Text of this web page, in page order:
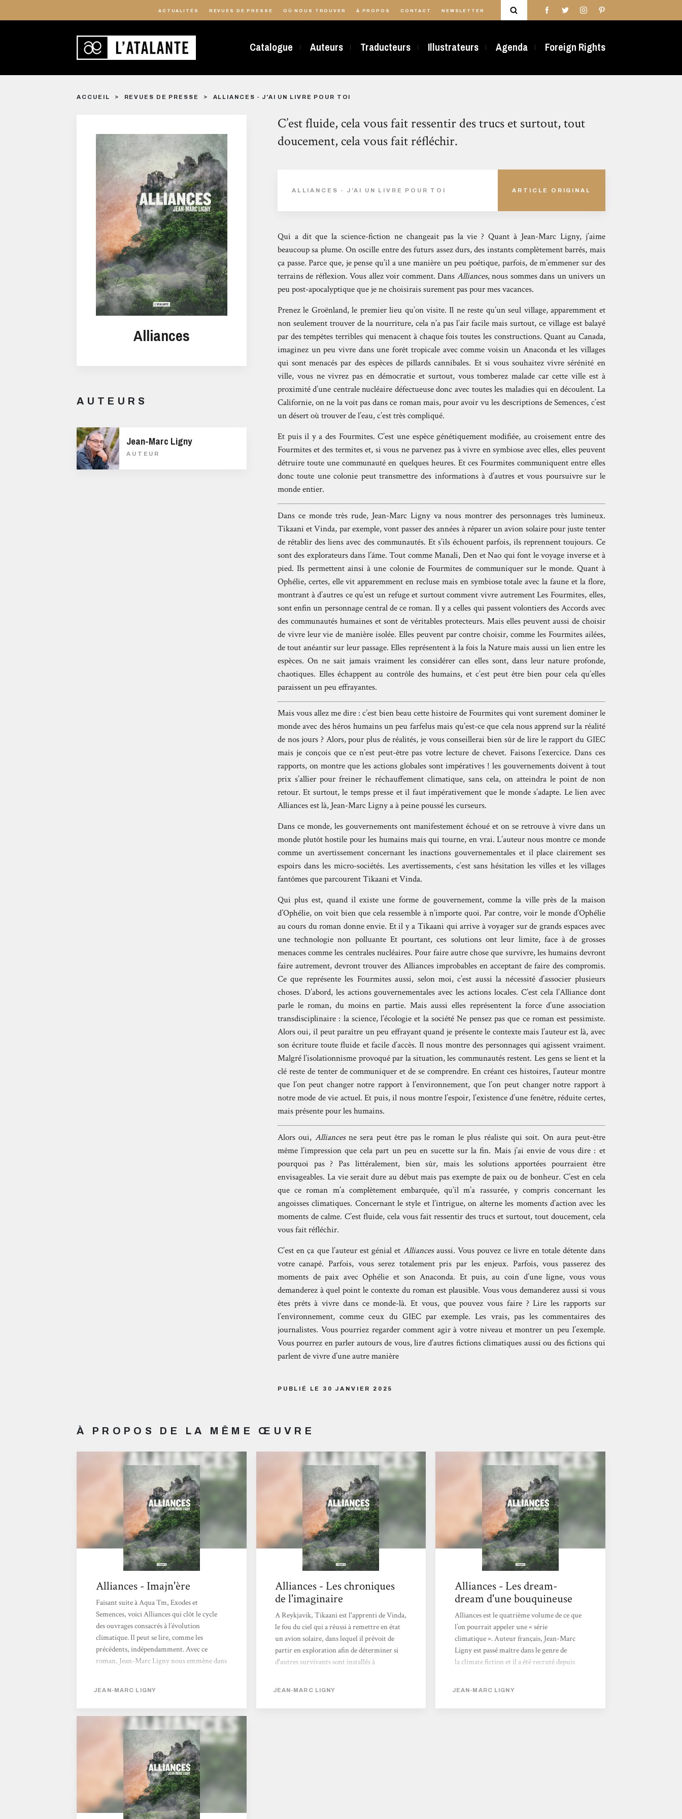
ACTUALITÉS REVUES DE PRESSE OÙ NOUS TROUVER À PROPOS CONTACT NEWSLETTER
Catalogue Auteurs Traducteurs Illustrateurs Agenda Foreign Rights
ACCUEIL REVUES DE PRESSE ALLIANCES - J'AI UN LIVRE POUR TOI
Alliances
AUTEURS
Jean-Marc Ligny
AUTEUR
C’est fluide, cela vous fait ressentir des trucs et surtout, tout
doucement, cela vous fait réfléchir.
ALLIANCES - J'AI UN LIVRE POUR TOI ARTICLE ORIGINAL
Qui a dit que la science-fiction ne changeait pas la vie ? Quant à Jean-Marc Ligny, j’aime
beaucoup sa plume. On oscille entre des futurs assez durs, des instants complètement barrés, mais
ça passe. Parce que, je pense qu’il a une manière un peu poétique, parfois, de m’emmener sur des
terrains de réflexion. Vous allez voir comment. Dans Alliances, nous sommes dans un univers un
peu post-apocalyptique que je ne choisirais surement pas pour mes vacances.
Prenez le Groënland, le premier lieu qu’on visite. Il ne reste qu’un seul village, apparemment et
non seulement trouver de la nourriture, cela n’a pas l’air facile mais surtout, ce village est balayé
par des tempêtes terribles qui menacent à chaque fois toutes les constructions. Quant au Canada,
imaginez un peu vivre dans une forêt tropicale avec comme voisin un Anaconda et les villages
qui sont menacés par des espèces de pillards cannibales. Et si vous souhaitez vivre sérénité en
ville, vous ne vivrez pas en démocratie et surtout, vous tomberez malade car cette ville est à
proximité d’une centrale nucléaire défectueuse donc avec toutes les maladies qui en découlent. La
Californie, on ne la voit pas dans ce roman mais, pour avoir vu les descriptions de Semences, c’est
un désert où trouver de l’eau, c’est très compliqué.
Et puis il y a des Fourmites. C’est une espèce génétiquement modifiée, au croisement entre des
Fourmites et des termites et, si vous ne parvenez pas à vivre en symbiose avec elles, elles peuvent
détruire toute une communauté en quelques heures. Et ces Fourmites communiquent entre elles
donc toute une colonie peut transmettre des informations à d’autres et vous poursuivre sur le
monde entier.
Dans ce monde très rude, Jean-Marc Ligny va nous montrer des personnages très lumineux.
Tikaani et Vinda, par exemple, vont passer des années à réparer un avion solaire pour juste tenter
de rétablir des liens avec des communautés. Et s’ils échouent parfois, ils reprennent toujours. Ce
sont des explorateurs dans l’âme. Tout comme Manali, Den et Nao qui font le voyage inverse et à
pied. Ils permettent ainsi à une colonie de Fourmites de communiquer sur le monde. Quant à
Ophélie, certes, elle vit apparemment en recluse mais en symbiose totale avec la faune et la flore,
montrant à d’autres ce qu’est un refuge et surtout comment vivre autrement Les Fourmites, elles,
sont enfin un personnage central de ce roman. Il y a celles qui passent volontiers des Accords avec
des communautés humaines et sont de véritables protecteurs. Mais elles peuvent aussi de choisir
de vivre leur vie de manière isolée. Elles peuvent par contre choisir, comme les Fourmites ailées,
de tout anéantir sur leur passage. Elles représentent à la fois la Nature mais aussi un lien entre les
espèces. On ne sait jamais vraiment les considérer can elles sont, dans leur nature profonde,
chaotiques. Elles échappent au contrôle des humains, et c’est peut être bien pour cela qu’elles
paraissent un peu effrayantes.
Mais vous allez me dire : c’est bien beau cette histoire de Fourmites qui vont surement dominer le
monde avec des héros humains un peu farfelus mais qu’est-ce que cela nous apprend sur la réalité
de nos jours ? Alors, pour plus de réalités, je vous conseillerai bien sûr de lire le rapport du GIEC
mais je conçois que ce n’est peut-être pas votre lecture de chevet. Faisons l’exercice. Dans ces
rapports, on montre que les actions globales sont impératives ! les gouvernements doivent à tout
prix s’allier pour freiner le réchauffement climatique, sans cela, on atteindra le point de non
retour. Et surtout, le temps presse et il faut impérativement que le monde s’adapte. Le lien avec
Alliances est là, Jean-Marc Ligny a à peine poussé les curseurs.
Dans ce monde, les gouvernements ont manifestement échoué et on se retrouve à vivre dans un
monde plutôt hostile pour les humains mais qui tourne, en vrai. L’auteur nous montre ce monde
comme un avertissement concernant les inactions gouvernementales et il place clairement ses
espoirs dans les micro-sociétés. Les avertissements, c’est sans hésitation les villes et les villages
fantômes que parcourent Tikaani et Vinda.
Qui plus est, quand il existe une forme de gouvernement, comme la ville près de la maison
d’Ophélie, on voit bien que cela ressemble à n’importe quoi. Par contre, voir le monde d’Ophélie
au cours du roman donne envie. Et il y a Tikaani qui arrive à voyager sur de grands espaces avec
une technologie non polluante Et pourtant, ces solutions ont leur limite, face à de grosses
menaces comme les centrales nucléaires. Pour faire autre chose que survivre, les humains devront
faire autrement, devront trouver des Alliances improbables en acceptant de faire des compromis.
Ce que représente les Fourmites aussi, selon moi, c’est aussi la nécessité d’associer plusieurs
choses. D’abord, les actions gouvernementales avec les actions locales. C’est cela l’Alliance dont
parle le roman, du moins en partie. Mais aussi elles représentent la force d’une association
transdisciplinaire : la science, l’écologie et la société Ne pensez pas que ce roman est pessimiste.
Alors oui, il peut paraître un peu effrayant quand je présente le contexte mais l’auteur est là, avec
son écriture toute fluide et facile d’accès. Il nous montre des personnages qui agissent vraiment.
Malgré l’isolationnisme provoqué par la situation, les communautés restent. Les gens se lient et la
clé reste de tenter de communiquer et de se comprendre. En créant ces histoires, l’auteur montre
que l’on peut changer notre rapport à l’environnement, que l’on peut changer notre rapport à
notre mode de vie actuel. Et puis, il nous montre l’espoir, l’existence d’une fenêtre, réduite certes,
mais présente pour les humains.
Alors oui, Alliancesne sera peut être pas le roman le plus réaliste qui soit. On aura peut-être
même l’impression que cela part un peu en sucette sur la fin. Mais j’ai envie de vous dire : et
pourquoi pas ? Pas littéralement, bien sûr, mais les solutions apportées pourraient être
envisageables. La vie serait dure au début mais pas exempte de paix ou de bonheur. C’est en cela
que ce roman m’a complètement embarquée, qu’il m’a rassurée, y compris concernant les
angoisses climatiques. Concernant le style et l’intrigue, on alterne les moments d’action avec les
moments de calme. C’est fluide, cela vous fait ressentir des trucs et surtout, tout doucement, cela
vous fait réfléchir.
C’est en ça que l’auteur est génial et Alliancesaussi. Vous pouvez ce livre en totale détente dans
votre canapé. Parfois, vous serez totalement pris par les enjeux. Parfois, vous passerez des
moments de paix avec Ophélie et son Anaconda. Et puis, au coin d’une ligne, vous vous
demanderez à quel point le contexte du roman est plausible. Vous vous demanderez aussi si vous
êtes prêts à vivre dans ce monde-là. Et vous, que pouvez vous faire ? Lire les rapports sur
l’environnement, comme ceux du GIEC par exemple. Les vrais, pas les commentaires des
journalistes. Vous pourriez regarder comment agir à votre niveau et montrer un peu l’exemple.
Vous pourrez en parler autours de vous, lire d’autres fictions climatiques aussi ou des fictions qui
parlent de vivre d’une autre manière
PUBLIÉ LE 30 JANVIER 2025
À PROPOS DE LA MÊME ŒUVRE
Alliances - Imajn'ère
Faisant suite à Aqua Tm, Exodes et
Semences, voici Alliances qui clôt le cycle
des ouvrages consacrés à l’évolution
climatique. Il peut se lire, comme les
précédents, indépendamment. Avec ce
roman, Jean-Marc Ligny nous emmène dans
particulièrement Tikaanis, Ophélie, Denn et
Nao. Des personnages attachants et très bien
développés par Jean-Marc Ligny. Chacun
évolue dans de petites communautés espacées
JEAN-MARC LIGNY
Alliances - Les chroniques
de l'imaginaire
A Reykjavik, Tikaani est l'apprenti de Vinda,
le fou du ciel qui a réussi à remettre en état
un avion solaire, dans lequel il prévoit de
partir en exploration afin de déterminer si
d'autres survivants sont installés à
descendantes des premières d'entre elles
JEAN-MARC LIGNY
Alliances - Les dream-
dream d'une bouquineuse
Alliances est le quatrième volume de ce que
l’on pourrait appeler une « série
climatique ». Auteur français, Jean-Marc
Ligny est passé maître dans le genre de
la climate fiction et il a été recruté depuis
fleurir des cours autour de l’imaginaire et de
JEAN-MARC LIGNY